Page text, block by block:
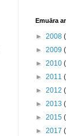
Emuāra
► 2008
► 2009
► 2010
► 2011
► 2012
► 2013
► 2015
► 2017